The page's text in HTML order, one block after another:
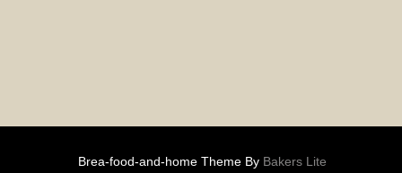
Brea-food-and-home Theme By Bakers Lite